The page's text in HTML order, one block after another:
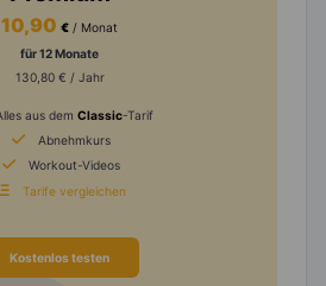
10,90 € / Monat
für 12 Monate
130,80 € / Jahr
aus dem Classic-Tarif
Abnehmkurs
Workout-Videos
Tarife vergleichen
Kostenlos testen